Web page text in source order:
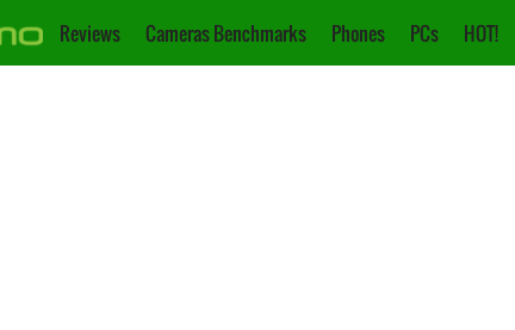
Reviews Cameras Benchmarks Phones PCs HOT!